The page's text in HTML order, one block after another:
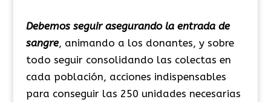
Debemos seguir asegurando la entrada de
sangre, animando a los donantes, y sobre
todo seguir consolidando las colectas en
cada población, acciones indispensables
para conseguir las 250 unidades necesarias